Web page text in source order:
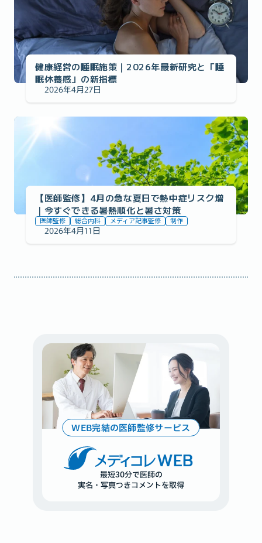
健康経営の睡眠施策｜2026年最新研究と「睡
眠休養感」の新指標
2026年4月27日
事例の紹介
【医師監修】4月の急な夏日で熱中症リスク増
｜今すぐできる暑熱順化と暑さ対策
医師監修 総合内科 メディア記事監修 制作
2026年4月11日
WEB完結の医師監修サービス
WEB
最短30分で医師の
実名・写真つきコメントを取得